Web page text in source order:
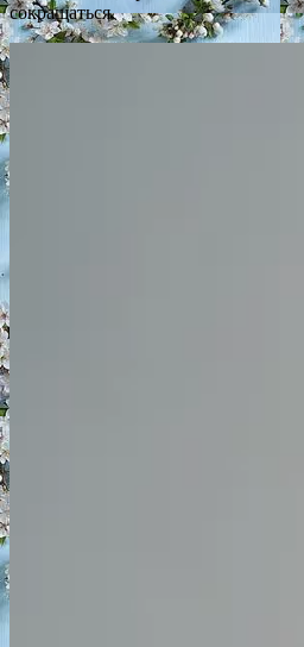
сокращаться.